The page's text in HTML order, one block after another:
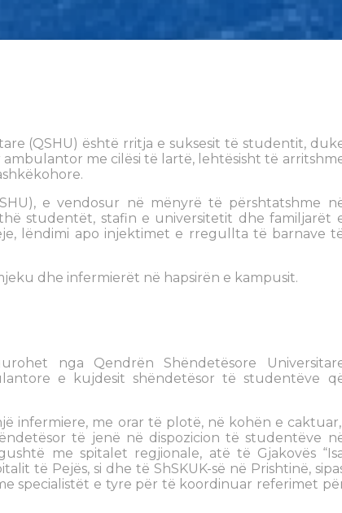
(QSHU) është rritja e suksesit të studentit,
me cilësi të lartë, lehtësisht të
e vendosur në mënyrë të përshtatshme
studentët, stafin e universitetit dhe familjarët
lëndimi apo injektimet e rregullta të barnave
dhe infermierët në hapsirën e kampusit.
nga Qendrën Shëndetësore
e kujdesit shëndetësor të studentëve
infermiere, me orar të plotë, në kohën e
të jenë në dispozicion të studentëve
me spitalet regjionale, atë të Gjakovës
të Pejës, si dhe të ShSKUK-së në Prishtinë,
specialistët e tyre për të koordinuar referimet